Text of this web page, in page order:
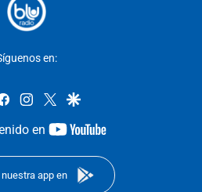
en:
facebookinstagram
twittergoogle
en
youtube-
app en